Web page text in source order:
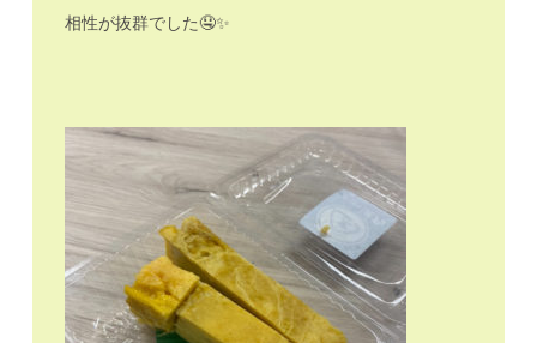
相性が抜群でした🤤✨